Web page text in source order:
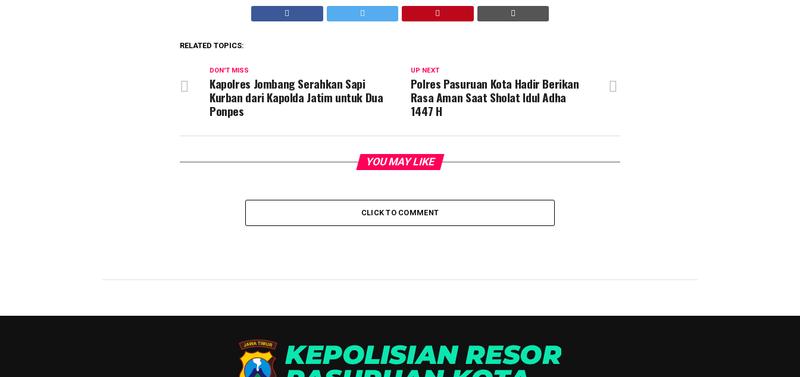
RELATED TOPICS:
UP NEXT
Polres Pasuruan Kota Hadir Berikan
Rasa Aman Saat Sholat Idul Adha
1447 H
DON'T MISS
Kapolres Jombang Serahkan Sapi
Kurban dari Kapolda Jatim untuk Dua
Ponpes
YOU MAY LIKE
CLICK TO COMMENT